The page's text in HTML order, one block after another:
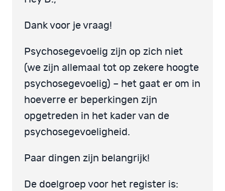
Dank voor je vraag!
Psychosegevoelig zijn op zich niet
(we zijn allemaal tot op zekere hoogte
psychosegevoelig) – het gaat er om in
hoeverre er beperkingen zijn
opgetreden in het kader van de
psychosegevoeligheid.
Paar dingen zijn belangrijk!
De doelgroep voor het register is: